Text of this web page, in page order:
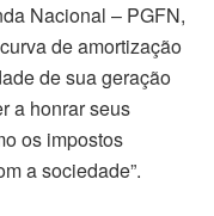
Nacional – PGFN,
de amortização
de sua geração
a honrar seus
os impostos
a sociedade”.